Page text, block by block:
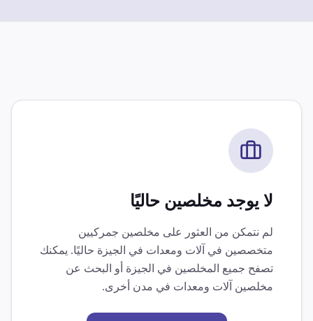
لا يوجد مخلصين حاليًا
لم نتمكن من العثور على مخلصين جمركيين
متخصصين في آلات ومعدات في الجيزة حاليًا. يمكنك
تصفح جميع المخلصين في الجيزة أو البحث عن
مخلصين آلات ومعدات في مدن أخرى.